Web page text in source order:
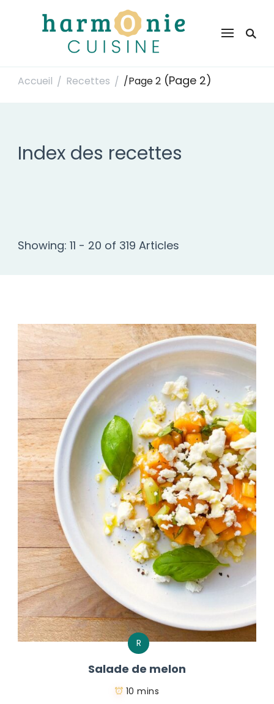
Harmonie Cuisine
Accueil / Recettes / /Page 2 (Page 2)
Index des recettes
Showing: 11 - 20 of 319 Articles
R
Salade de melon
10 mins